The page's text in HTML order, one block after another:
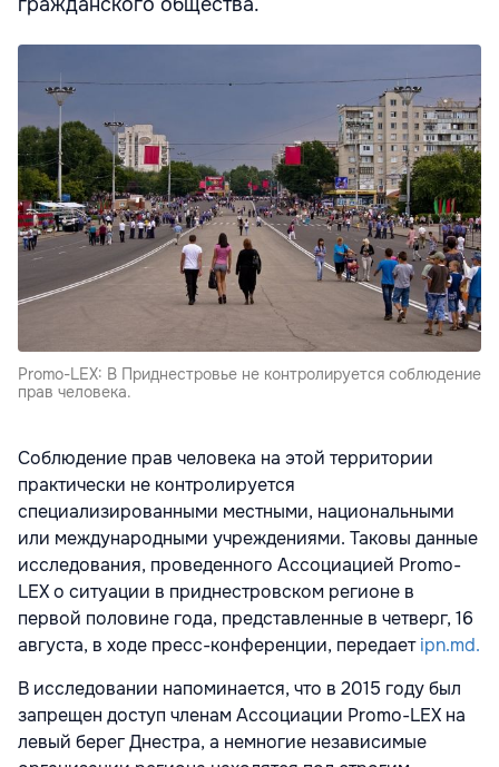
Promo-LEX: В Приднестровье не контролируется соблюдение
прав человека.
Соблюдение прав человека на этой территории
практически не контролируется
специализированными местными, национальными
или международными учреждениями. Таковы данные
исследования, проведенного Ассоциацией Promo-
LEX о ситуации в приднестровском регионе в
первой половине года, представленные в четверг, 16
августа, в ходе пресс-конференции, передаетipn.md.
В исследовании напоминается, что в 2015 году был
запрещен доступ членам Ассоциации Promo-LEX на
левый берег Днестра, а немногие независимые